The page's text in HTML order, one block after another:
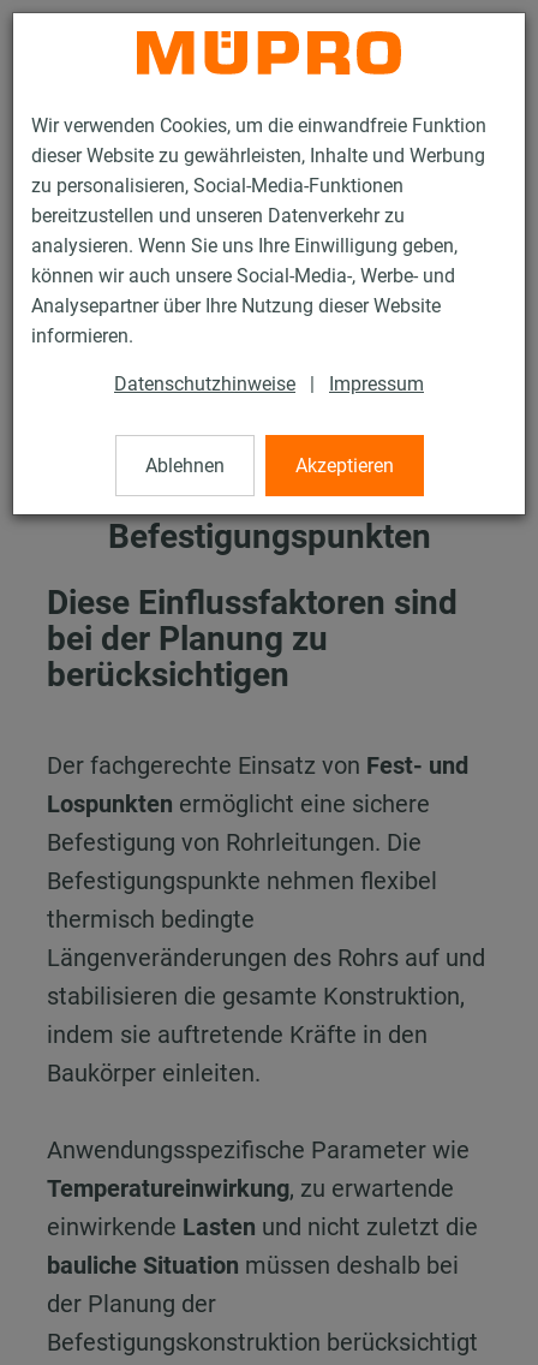
Wir verwenden Cookies, um die einwandfreie Funktion
dieser Website zu gewährleisten, Inhalte und Werbung
zu personalisieren, Social-Media-Funktionen
bereitzustellen und unseren Datenverkehr zu
analysieren. Wenn Sie uns Ihre Einwilligung geben,
können wir auch unsere Social-Media-, Werbe- und
Analysepartner über Ihre Nutzung dieser Website
informieren.
Datenschutzhinweise | Impressum
Ablehnen Akzeptieren
Kontakt
Services Tipps für Planung & Installation
Praxis-Tipps
Abstände von Befestigungspunkten
Abstände von
Befestigungspunkten
Diese Einflussfaktoren sind
bei der Planung zu
berücksichtigen
Der fachgerechte Einsatz von Fest- und
Lospunkten ermöglicht eine sichere
Befestigung von Rohrleitungen. Die
Befestigungspunkte nehmen flexibel
thermisch bedingte
Längenveränderungen des Rohrs auf und
stabilisieren die gesamte Konstruktion,
indem sie auftretende Kräfte in den
Baukörper einleiten.
Anwendungsspezifische Parameter wie
Temperatureinwirkung, zu erwartende
einwirkende Lasten und nicht zuletzt die
bauliche Situation müssen deshalb bei
der Planung der
Befestigungskonstruktion berücksichtigt